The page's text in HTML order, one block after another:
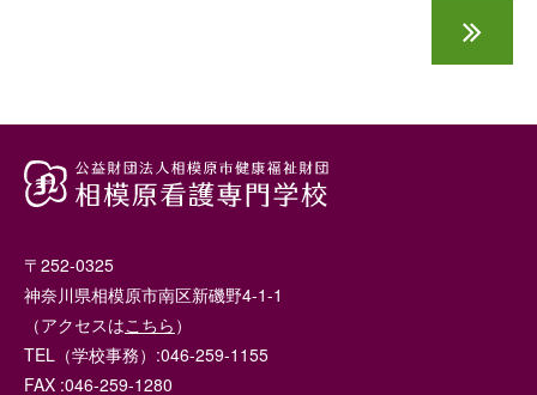
〒252-0325
神奈川県相模原市南区新磯野4-1-1
（アクセスはこちら ）
TEL（学校事務）:046-259-1155
FAX :046-259-1280